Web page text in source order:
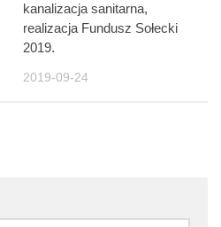
kanalizacja sanitarna,
realizacja Fundusz Sołecki
2019.
2019-09-24